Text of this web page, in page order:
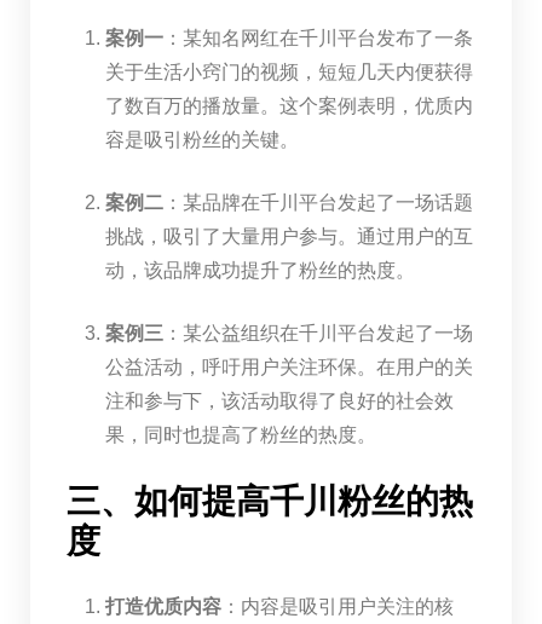
案例一：某知名网红在千川平台发布了一条
关于生活小窍门的视频，短短几天内便获得
了数百万的播放量。这个案例表明，优质内
容是吸引粉丝的关键。
案例二：某品牌在千川平台发起了一场话题
挑战，吸引了大量用户参与。通过用户的互
动，该品牌成功提升了粉丝的热度。
案例三 ：某公益组织在千川平台发起了一场
公益活动，呼吁用户关注环保。在用户的关
注和参与下，该活动取得了良好的社会效
果，同时也提高了粉丝的热度。
三、如何提高千川粉丝的热
度
打造优质内容：内容是吸引用户关注的核